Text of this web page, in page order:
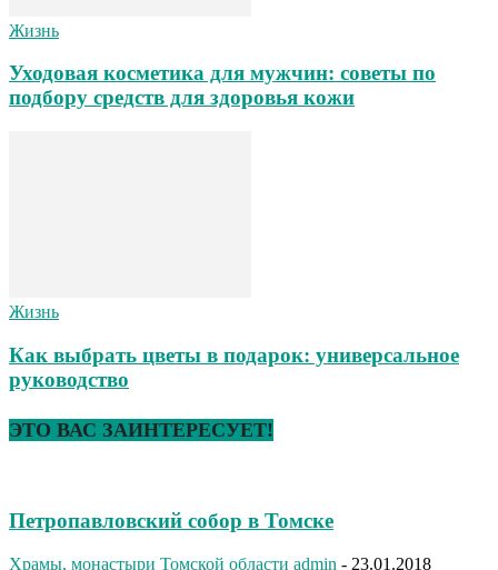
Жизнь
Уходовая косметика для мужчин: советы по
подбору средств для здоровья кожи
Жизнь
Как выбрать цветы в подарок: универсальное
руководство
ЭТО ВАС ЗАИНТЕРЕСУЕТ!
Петропавловский собор в Томске
Храмы, монастыри Томской области admin - 23.01.2018